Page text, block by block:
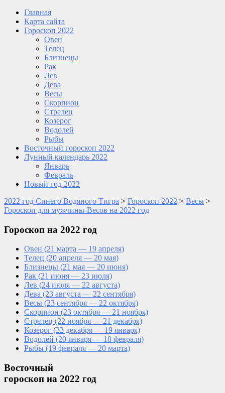
Главная
Карта сайта
Гороскоп 2022
Овен
Телец
Близнецы
Рак
Лев
Дева
Весы
Скорпион
Стрелец
Козерог
Водолей
Рыбы
Восточный гороскоп 2022
Лунный календарь 2022
Январь
Февраль
Новый год 2022
2022 год Синего Водяного Тигра > Гороскоп 2022 > Весы >
Гороскоп для мужчины-Весов на 2022 год
Гороскоп на 2022 год
Овен (21 марта — 19 апреля)
Телец (20 апреля — 20 мая)
Близнецы (21 мая — 20 июня)
Рак (21 июня — 23 июля)
Лев (24 июля — 22 августа)
Дева (23 августа — 22 сентября)
Весы (23 сентября — 22 октября)
Скорпион (23 октября — 21 ноября)
Стрелец (22 ноября — 21 декабря)
Козерог (22 декабря — 19 января)
Водолей (20 января — 18 февраля)
Рыбы (19 февраля — 20 марта)
Восточный
гороскоп на 2022 год